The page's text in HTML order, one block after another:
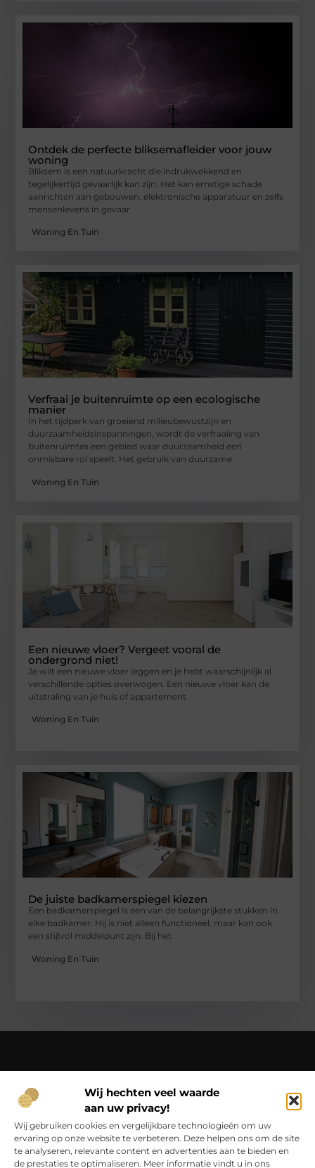
Wij hechten veel waarde
aan uw privacy!
Wij gebruiken cookies en vergelijkbare technologieën om uw
ervaring op onze website te verbeteren. Deze helpen ons om de site
te analyseren, relevante content en advertenties aan te bieden en
de prestaties te optimaliseren. Meer informatie vindt u in ons
Ontdek de perfecte bliksemafleider voor jouw
woning
Bliksem is een natuurkracht die indrukwekkend en
tegelijkertijd gevaarlijk kan zijn. Het kan ernstige schade
aanrichten aan gebouwen, elektronische apparatuur en zelfs
mensenlevens in gevaar
Woning En Tuin
Verfraai je buitenruimte op een ecologische
manier
In het tijdperk van groeiend milieubewustzijn en
duurzaamheidsinspanningen, wordt de verfraaiing van
buitenruimtes een gebied waar duurzaamheid een
onmisbare rol speelt. Het gebruik van duurzame
Woning En Tuin
Een nieuwe vloer? Vergeet vooral de
ondergrond niet!
Je wilt een nieuwe vloer leggen en je hebt waarschijnlijk al
verschillende opties overwogen. Een nieuwe vloer kan de
uitstraling van je huis of appartement
Woning En Tuin
De juiste badkamerspiegel kiezen
Een badkamerspiegel is een van de belangrijkste stukken in
elke badkamer. Hij is niet alleen functioneel, maar kan ook
een stijlvol middelpunt zijn. Bij het
Woning En Tuin
Jouw gids in een wereld vol verhalen – beleef het dagelijks
leven op Ci-productions.nl.
Ontdek een rijke verzameling blogs en artikelen die je
inspireren, informeren en elke dag weer verrijken.
Bericht categorie